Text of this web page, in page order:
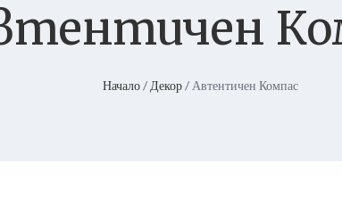
Начало/ Декор/ Автентичен Компас